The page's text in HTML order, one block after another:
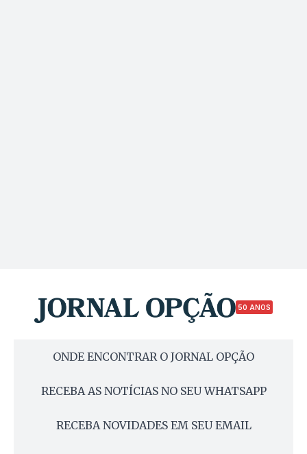
50 ANOS
ONDE ENCONTRAR O JORNAL OPÇÃO
RECEBA AS NOTÍCIAS NO SEU WHATSAPP
RECEBA NOVIDADES EM SEU EMAIL